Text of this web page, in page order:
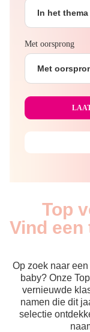
In het thema
Met oorsprong
Met
Top
Vind
Op zoek naar
baby? Onze
vernieuwde
namen die dit
selectie